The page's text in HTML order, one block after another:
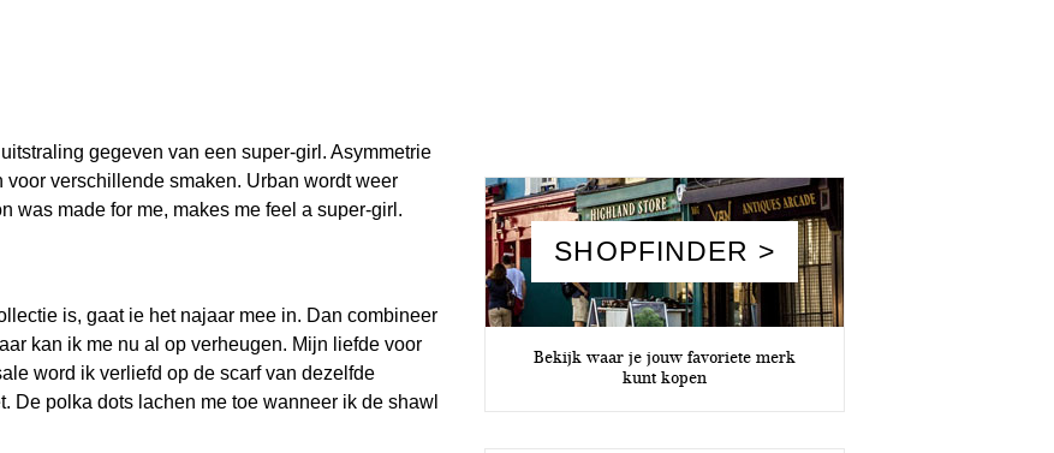
gegeven van een super-girl. Asymmetrie
verschillende smaken. Urban wordt weer
was made for me, makes me feel a super-girl.
is, gaat ie het najaar mee in. Dan combineer
kan ik me nu al op verheugen. Mijn liefde voor
word ik verliefd op de scarf van dezelfde
De polka dots lachen me toe wanneer ik de shawl
SHOPFINDER >
Bekijk waar je jouw favoriete merk
kunt kopen